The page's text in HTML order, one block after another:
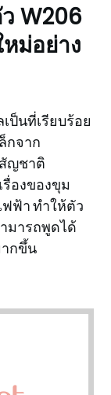
W206
ม่อย่าง
ป็นที่เรียบร้อย
กจาก
ญชาติ
องของขุม
ฟฟ้า ทำให้ตัว
มารถพูดได้
ากขึ้น